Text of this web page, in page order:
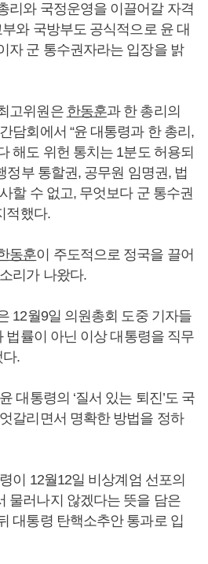
리와 국정운영을 이끌어갈 자격
와 국방부도 공식적으로 윤 대
자 군 통수권자라는 입장을 밝
고위원은 한동훈과 한 총리의
담회에서 “윤 대통령과 한 총리,
해도 위헌 통치는 1분도 허용되
정부 통할권, 공무원 임명권, 법
할 수 없고, 무엇보다 군 통수권
적했다.
동훈이 주도적으로 정국을 끌어
리가 나왔다.
12월9일 의원총회 도중 기자들
법률이 아닌 이상 대통령을 직무
다.
대통령의 ‘질서 있는 퇴진’도 국
갈리면서 명확한 방법을 정하
이 12월12일 비상계엄 선포의
물러나지 않겠다는 뜻을 담은
대통령 탄핵소추안 통과로 입